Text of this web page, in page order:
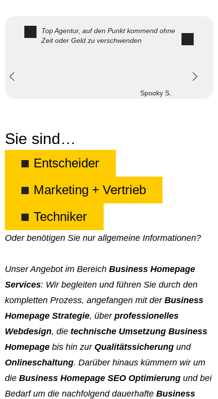
Top Agentur, auf den Punkt kommend ohne
Zeit oder Geld zu verschwenden
Spooky S.
Sie sind…
Entscheider
Marketing + Vertrieb
Techniker
Oder benötigen Sie nur allgemeine Informationen?
Unser Angebot im Bereich Business Homepage
Services: Wir begleiten und führen Sie durch den
kompletten Prozess, angefangen mit der Business
Homepage Strategie, überprofessionelles
Webdesign, die technische Umsetzung Business
Homepage bis hin zur Qualitätssicherung und
Onlineschaltung. Darüber hinaus kümmern wir um
die Business Homepage SEO Optimierung und bei
Bedarf um die nachfolgend dauerhafte Business